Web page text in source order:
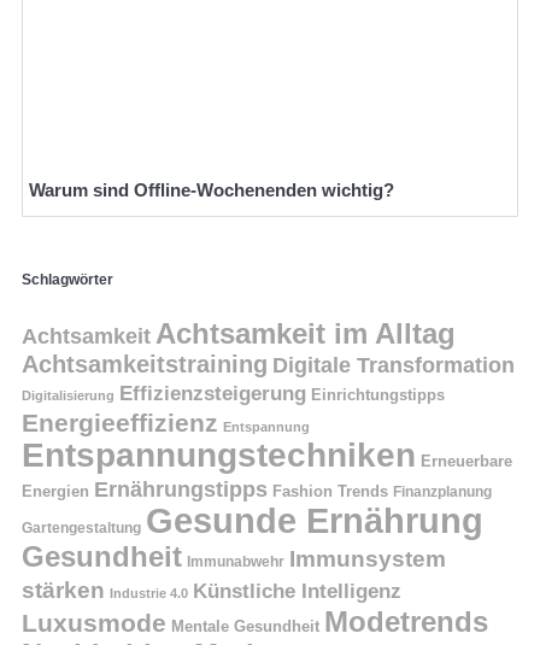
Warum sind Offline-Wochenenden wichtig?
Schlagwörter
Achtsamkeit Achtsamkeit im Alltag
Achtsamkeitstraining Digitale Transformation
Digitalisierung Effizienzsteigerung Einrichtungstipps
Energieeffizienz Entspannung
Entspannungstechniken Erneuerbare
Energien Ernährungstipps Fashion Trends Finanzplanung
Gartengestaltung Gesunde Ernährung
Gesundheit Immunabwehr Immunsystem
stärken Industrie 4.0 Künstliche Intelligenz
Luxusmode Mentale Gesundheit Modetrends